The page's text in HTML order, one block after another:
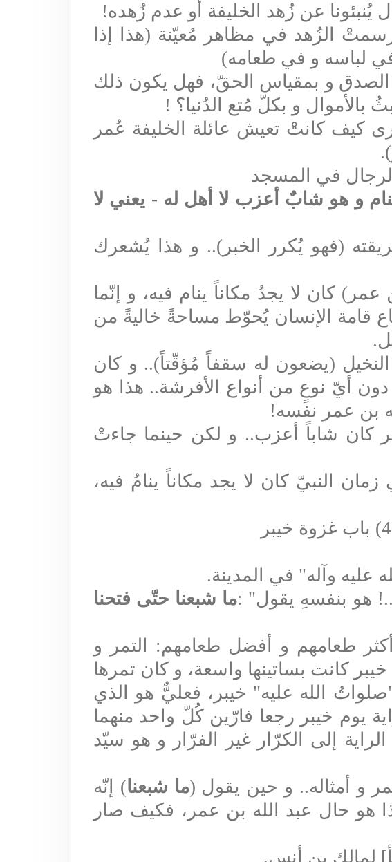
يُنبئونا عن زُهد الخليفة أو عدم زُهده!
الزُهد في مظاهر مُعيّنة (هذا إذا
لباسه و في طعامه)
الصدق و بمقياس الحقّ، فهل يكون ذلك
و بكلّ مُتع الدُنيا؟ !
كيف كانتْ تعيش عائلة الخليفة عُمر
.
و هو شابٌ أعزب لا أهل له - يعني لا
(فهو يُكرر الخبر).. و هذا يُشعرك
عمر) كان لا يجدُ مكاناً ينام فيه، و إنّما
قامة الإنسان يُحوّط مساحةً خاليةً من
.
(يضعون له سقفاً مُؤقّتاً).. و كان
أيّ نوعٍ من أنواع الأفرشة.. هذا هو
بن عمر نفسه!
كان شاباً أعزب.. و لكن حينما جاءتْ
النبيّ كان لا يجد مكاناً ينامُ فيه،
عليه وآله" في المدينة.
هو بنفسهِ يقول: "ما شبعنا حتّى فتحنا
أكثر طعامهم و أفضل طعامهم: التمر و
خيبر كانت بساتينها واسعة، و كان تمرها
الله عليه" خيبر، فعليٌّ هو الذي
يوم خيبر رجعا فارّين كُلّ واحد منهما
إلى الكرّار غير الفرّار و هو سيّد
و أمثاله.. و حين يقول (ما شبعنا) إنّه
هو حال عبد الله بن عمر، فكيف صار
لمالك بن أنس.